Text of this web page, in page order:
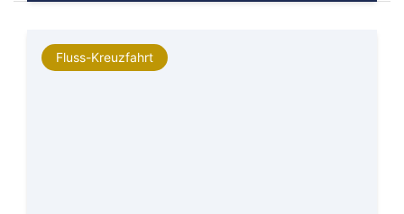
Süd Pazifik
Fluss-Kreuzfahrt